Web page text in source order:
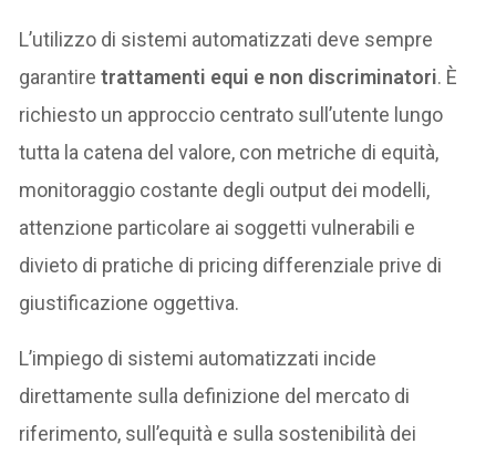
L’utilizzo di sistemi automatizzati deve sempre
garantiretrattamenti equi e non discriminatori. È
richiesto un approccio centrato sull’utente lungo
tutta la catena del valore, con metriche di equità,
monitoraggio costante degli output dei modelli,
attenzione particolare ai soggetti vulnerabili e
divieto di pratiche di pricing differenziale prive di
giustificazione oggettiva.
L’impiego di sistemi automatizzati incide
direttamente sulla definizione del mercato di
riferimento, sull’equità e sulla sostenibilità dei